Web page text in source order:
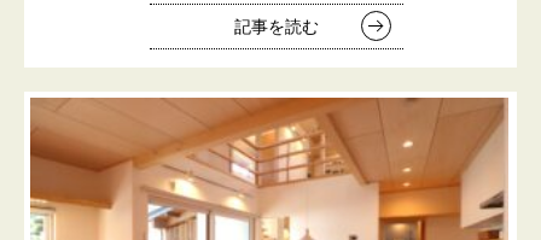
記事を読む